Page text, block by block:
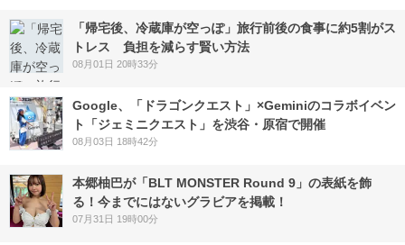
「帰宅後、冷蔵庫が空っぽ」旅行前後の食事に約5割がス
トレス 負担を減らす賢い方法
08月01日 20時33分
Google、「ドラゴンクエスト」×Geminiのコラボイベン
ト「ジェミニクエスト」を渋谷・原宿で開催
08月03日 18時42分
本郷柚巴が「BLT MONSTER Round 9」の表紙を飾
る！今までにはないグラビアを掲載！
07月31日 19時00分